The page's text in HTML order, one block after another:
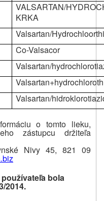
VALSARTAN/
KRKA
Valsartan/
Co-Valsacor
Valsartan/
Valsartan/
o tomto lieku,
zástupcu držiteľa
Nivy 45, 821 09
bola
2014.